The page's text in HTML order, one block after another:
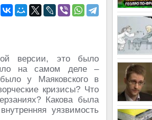
версии, это было
на самом деле –
у Маяковского в
кризисы? Что
Какова была
уязвимость